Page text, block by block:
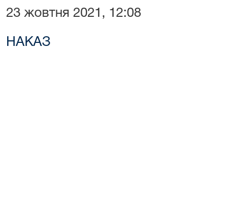
23 жовтня 2021, 12:08
НАКАЗ